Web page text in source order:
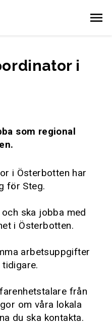
i
som regional
i Österbotten har
för Steg.
ska jobba med
i Österbotten.
arbetsuppgifter
från
om våra lokala
du ska kontakta.